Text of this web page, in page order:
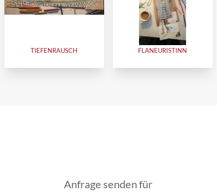
TIEFENRAUSCH FLANEURISTINN
Anfrage senden für